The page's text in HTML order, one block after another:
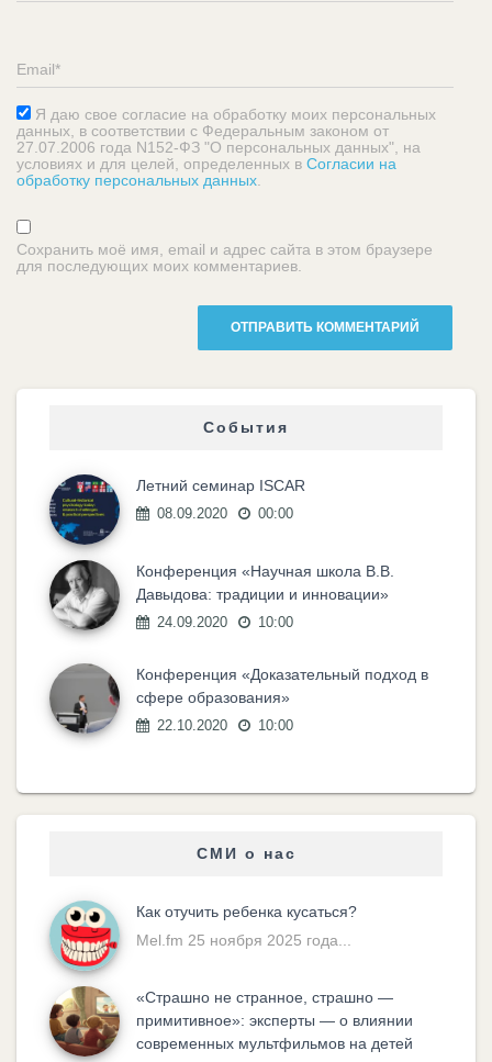
Я даю свое согласие на обработку моих персональных
данных, в соответствии с Федеральным законом от
27.07.2006 года N152-ФЗ "О персональных данных", на
условиях и для целей, определенных в Согласии на
обработку персональных данных.
Сохранить моё имя, email и адрес сайта в этом браузере
для последующих моих комментариев.
События
Летний семинар ISCAR
08.09.2020 00:00
Конференция «Научная школа В.В.
Давыдова: традиции и инновации»
24.09.2020 10:00
Конференция «Доказательный подход в
сфере образования»
22.10.2020 10:00
СМИ о нас
Как отучить ребенка кусаться?
Mel.fm 25 ноября 2025 года...
«Cтрашно не странное, страшно —
примитивное»: эксперты — о влиянии
современных мультфильмов на детей